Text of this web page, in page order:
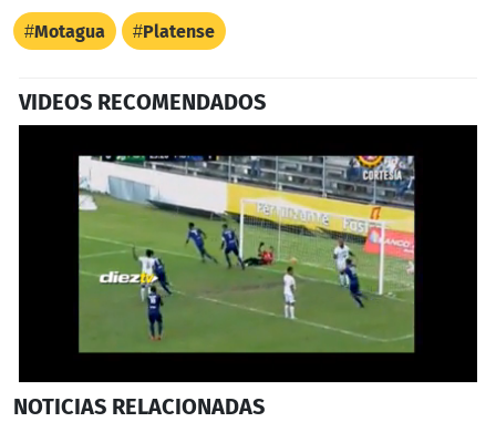
Motagua Platense
VIDEOS RECOMENDADOS
seconds
NOTICIAS RELACIONADAS